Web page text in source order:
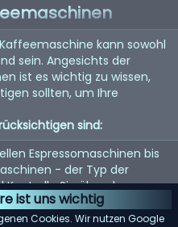
ist uns wichtig
Cookies. Wir nutzen Google
kann sowohl
sein. Angesichts der
ist es wichtig zu wissen,
sollten, um Ihre
sind:
Espressomaschinen bis
- der Typ der
Sie über den